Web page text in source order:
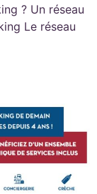
? Un réseau
Le réseau